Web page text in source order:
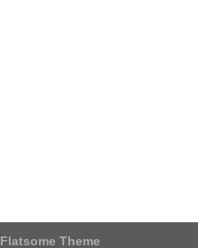
Flatsome Theme